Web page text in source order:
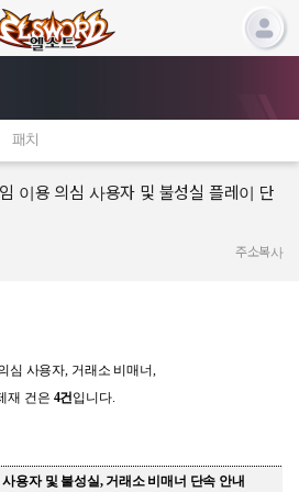
패치
이용 의심 사용자 및 불성실 플레이 단
주소복사
심 사용자, 거래소 비매너,
재 건은 4건입니다.
용자 및 불성실, 거래소 비매너 단속 안내